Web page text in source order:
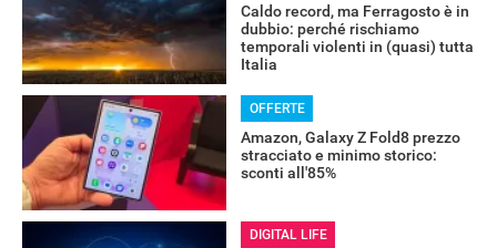
Caldo record, ma Ferragosto è in
dubbio: perché rischiamo
temporali violenti in (quasi) tutta
Italia
OFFERTE
Amazon, Galaxy Z Fold8 prezzo
stracciato e minimo storico:
sconti all'85%
DIGITAL LIFE